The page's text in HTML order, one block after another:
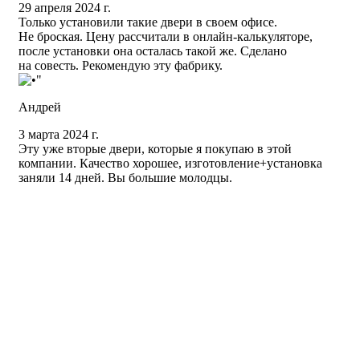
29 апреля 2024 г.
Только установили такие двери в своем офисе.
Не броская. Цену рассчитали в онлайн-калькуляторе,
после установки она осталась такой же. Сделано
на совесть. Рекомендую эту фабрику.
Андрей
3 марта 2024 г.
Эту уже вторые двери, которые я покупаю в этой
компании. Качество хорошее, изготовление+установка
заняли 14 дней. Вы большие молодцы.